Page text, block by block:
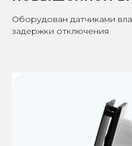
Оборудован датчиками
задержки отключения